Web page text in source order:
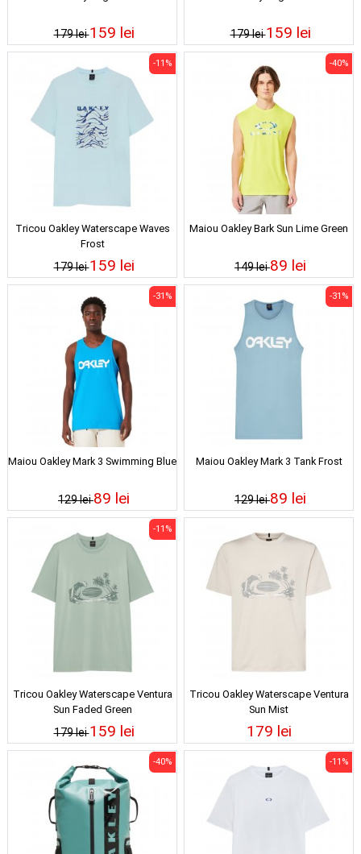
179 lei159 lei 179 lei159 lei
Tricou Oakley Waterscape Waves
Frost
179 lei
-11%
159 lei
Maiou Oakley Bark Sun Lime Green
149 lei
-40%
89 lei
Maiou Oakley Mark 3 Swimming Blue
129 lei
-31%
89 lei
Maiou Oakley Mark 3 Tank Frost
129 lei
-31%
89 lei
Tricou Oakley Waterscape Ventura
Sun Faded Green
179 lei
-11%
159 lei
Tricou Oakley Waterscape Ventura
Sun Mist
179 lei
-40% -11%